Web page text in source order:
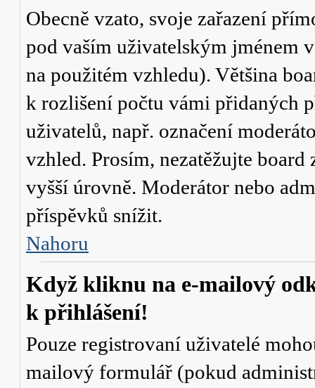
Obecně vzato, svoje zařazení
pod vaším uživatelským jménem
na použitém vzhledu). Většina
k rozlišení počtu vámi přidaných
uživatelů, např. označení
vzhled. Prosím, nezatěžujte
vyšší úrovně. Moderátor nebo
příspěvků snížit.
Nahoru
Když kliknu na e-mailový
k přihlášení!
Pouze registrovaní uživatelé
mailový formulář (pokud